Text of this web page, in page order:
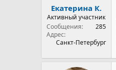
Екатерина К.
Активный участник
Сообщения
285
Адрес
Санкт-Петербург